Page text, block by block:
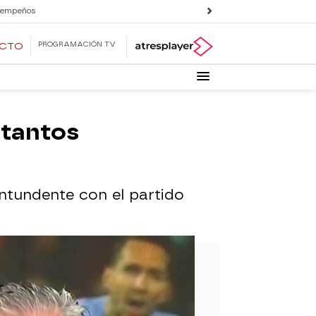
PROGRAMACIÓN TV
tantos
con el partido